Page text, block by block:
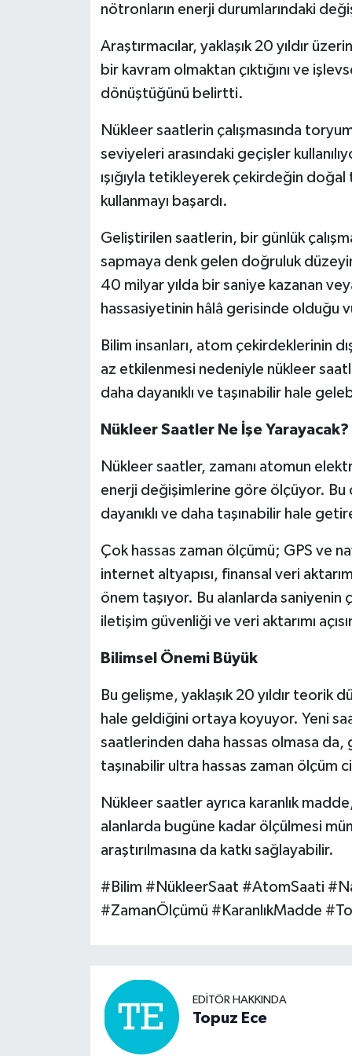
nötronların enerji durumlarındaki
Araştırmacılar, yaklaşık 20 yıldır
bir kavram olmaktan çıktığını ve
dönüştüğünü belirtti.
Nükleer saatlerin çalışmasında
seviyeleri arasındaki geçişler
ışığıyla tetikleyerek çekirdeğin
kullanmayı başardı.
Geliştirilen saatlerin, bir günlük
sapmaya denk gelen doğruluk
40 milyar yılda bir saniye kazanan
hassasiyetinin hâlâ gerisinde olduğu
Bilim insanları, atom çekirdeklerinin
az etkilenmesi nedeniyle nükleer
daha dayanıklı ve taşınabilir hale
Nükleer Saatler Ne İşe Yarayacak?
Nükleer saatler, zamanı atomun
enerji değişimlerine göre ölçüyor. Bu
dayanıklı ve daha taşınabilir hale
Çok hassas zaman ölçümü; GPS ve
internet altyapısı, finansal veri
önem taşıyor. Bu alanlarda
iletişim güvenliği ve veri aktarımı
Bilimsel Önemi Büyük
Bu gelişme, yaklaşık 20 yıldır teorik
hale geldiğini ortaya koyuyor. Yeni
saatlerinden daha hassas olmasa
taşınabilir ultra hassas zaman ölçüm
Nükleer saatler ayrıca karanlık
alanlarda bugüne kadar ölçülmesi
araştırılmasına da katkı sağlayabilir.
#Bilim #NükleerSaat #AtomSaati
#ZamanÖlçümü #KaranlıkMadde
EDITÖR HAKKINDA
Topuz Ece